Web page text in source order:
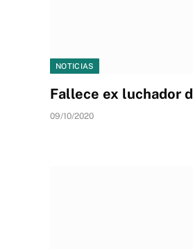
NOTICIAS
Fallece ex luchador
09/10/2020